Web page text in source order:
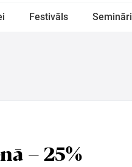
Festivāls Semināri
– 25%